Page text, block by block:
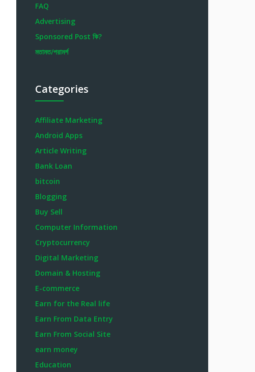
FAQ
Advertising
Sponsored Post কি?
মতামত/পরামর্শ
Categories
Affiliate Marketing
Android Apps
Article Writing
Bank Loan
bitcoin
Blogging
Buy Sell
Computer Information
Cryptocurrency
Digital Marketing
Domain & Hosting
E-commerce
Earn for the Real life
Earn From Data Entry
Earn From Social Site
earn money
Education